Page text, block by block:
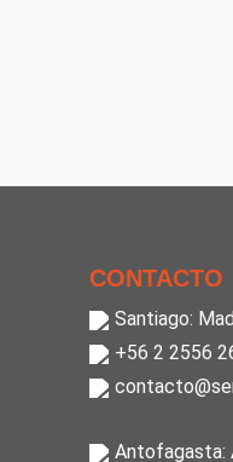
CONTACTO
Santiago:
+56 2 2556
Antofagasta: